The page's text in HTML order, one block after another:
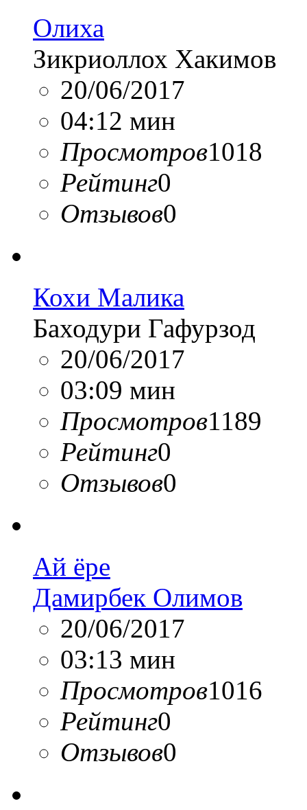
Олиха
Зикриоллох Хакимов
20/06/2017
04:12 мин
Просмотров1018
Рейтинг0
Отзывов0
Кохи Малика
Баходури Гафурзод
20/06/2017
03:09 мин
Просмотров1189
Рейтинг0
Отзывов0
Ай ёре
Дамирбек Олимов
20/06/2017
03:13 мин
Просмотров1016
Рейтинг0
Отзывов0